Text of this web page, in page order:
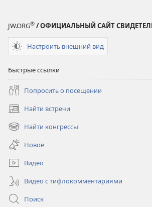
JW.ORG® / ОФИЦИАЛЬНЫЙ САЙТ
Настроить внешний вид
Быстрые ссылки
Попросить о посещении
Найти встречи
(открывается
в
новом
окне)
Найти конгрессы
(открывается
новом
окне)
Новое
Видео
Видео с тифлокомментариями
Поиск